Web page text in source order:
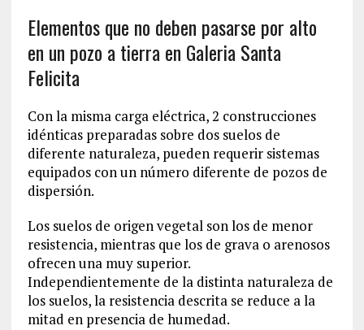
Elementos que no deben pasarse por alto
en un pozo a tierra en Galeria Santa
Felicita
Con la misma carga eléctrica, 2 construcciones
idénticas preparadas sobre dos suelos de
diferente naturaleza, pueden requerir sistemas
equipados con un número diferente de pozos de
dispersión.
Los suelos de origen vegetal son los de menor
resistencia, mientras que los de grava o arenosos
ofrecen una muy superior.
Independientemente de la distinta naturaleza de
los suelos, la resistencia descrita se reduce a la
mitad en presencia de humedad.